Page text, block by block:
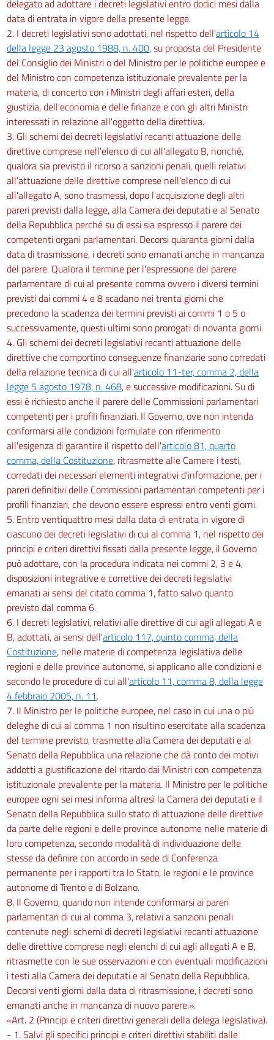
delegato ad adottare i decreti legislativi entro dodici mesi dalla
data di entrata in vigore della presente legge.
2. I decreti legislativi sono adottati, nel rispetto dell'articolo 14
della legge 23 agosto 1988, n. 400, su proposta del Presidente
del Consiglio dei Ministri o del Ministro per le politiche europee e
del Ministro con competenza istituzionale prevalente per la
materia, di concerto con i Ministri degli affari esteri, della
giustizia, dell'economia e delle finanze e con gli altri Ministri
interessati in relazione all'oggetto della direttiva.
3. Gli schemi dei decreti legislativi recanti attuazione delle
direttive comprese nell'elenco di cui all'allegato B, nonché,
qualora sia previsto il ricorso a sanzioni penali, quelli relativi
all'attuazione delle direttive comprese nell'elenco di cui
all'allegato A, sono trasmessi, dopo l'acquisizione degli altri
pareri previsti dalla legge, alla Camera dei deputati e al Senato
della Repubblica perché su di essi sia espresso il parere dei
competenti organi parlamentari. Decorsi quaranta giorni dalla
data di trasmissione, i decreti sono emanati anche in mancanza
del parere. Qualora il termine per l'espressione del parere
parlamentare di cui al presente comma ovvero i diversi termini
previsti dai commi 4 e 8 scadano nei trenta giorni che
precedono la scadenza dei termini previsti ai commi 1 o 5 o
successivamente, questi ultimi sono prorogati di novanta giorni.
4. Gli schemi dei decreti legislativi recanti attuazione delle
direttive che comportino conseguenze finanziarie sono corredati
della relazione tecnica di cui all'articolo 11-ter, comma 2, della
legge 5 agosto 1978, n. 468, e successive modificazioni. Su di
essi è richiesto anche il parere delle Commissioni parlamentari
competenti per i profili finanziari. Il Governo, ove non intenda
conformarsi alle condizioni formulate con riferimento
all'esigenza di garantire il rispetto dell'articolo 81, quarto
comma, della Costituzione, ritrasmette alle Camere i testi,
corredati dei necessari elementi integrativi d'informazione, per i
pareri definitivi delle Commissioni parlamentari competenti per i
profili finanziari, che devono essere espressi entro venti giorni.
5. Entro ventiquattro mesi dalla data di entrata in vigore di
ciascuno dei decreti legislativi di cui al comma 1, nel rispetto dei
principi e criteri direttivi fissati dalla presente legge, il Governo
può adottare, con la procedura indicata nei commi 2, 3 e 4,
disposizioni integrative e correttive dei decreti legislativi
emanati ai sensi del citato comma 1, fatto salvo quanto
previsto dal comma 6.
6. I decreti legislativi, relativi alle direttive di cui agli allegati A e
B, adottati, ai sensi dell'articolo 117, quinto comma, della
Costituzione, nelle materie di competenza legislativa delle
regioni e delle province autonome, si applicano alle condizioni e
secondo le procedure di cui all'articolo 11, comma 8, della legge
4 febbraio 2005, n. 11.
7. Il Ministro per le politiche europee, nel caso in cui una o più
deleghe di cui al comma 1 non risultino esercitate alla scadenza
del termine previsto, trasmette alla Camera dei deputati e al
Senato della Repubblica una relazione che dà conto dei motivi
addotti a giustificazione del ritardo dai Ministri con competenza
istituzionale prevalente per la materia. Il Ministro per le politiche
europee ogni sei mesi informa altresì la Camera dei deputati e il
Senato della Repubblica sullo stato di attuazione delle direttive
da parte delle regioni e delle province autonome nelle materie di
loro competenza, secondo modalità di individuazione delle
stesse da definire con accordo in sede di Conferenza
permanente per i rapporti tra lo Stato, le regioni e le province
autonome di Trento e di Bolzano.
8. Il Governo, quando non intende conformarsi ai pareri
parlamentari di cui al comma 3, relativi a sanzioni penali
contenute negli schemi di decreti legislativi recanti attuazione
delle direttive comprese negli elenchi di cui agli allegati A e B,
ritrasmette con le sue osservazioni e con eventuali modificazioni
i testi alla Camera dei deputati e al Senato della Repubblica.
Decorsi venti giorni dalla data di ritrasmissione, i decreti sono
emanati anche in mancanza di nuovo parere.».
«Art. 2 (Principi e criteri direttivi generali della delega legislativa).
- 1. Salvi gli specifici principi e criteri direttivi stabiliti dalle